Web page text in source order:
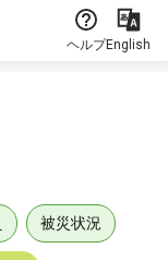
ヘルプEnglish
被災状況